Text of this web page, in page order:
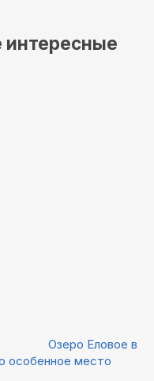
интересные
Озеро Еловое в
особенное место